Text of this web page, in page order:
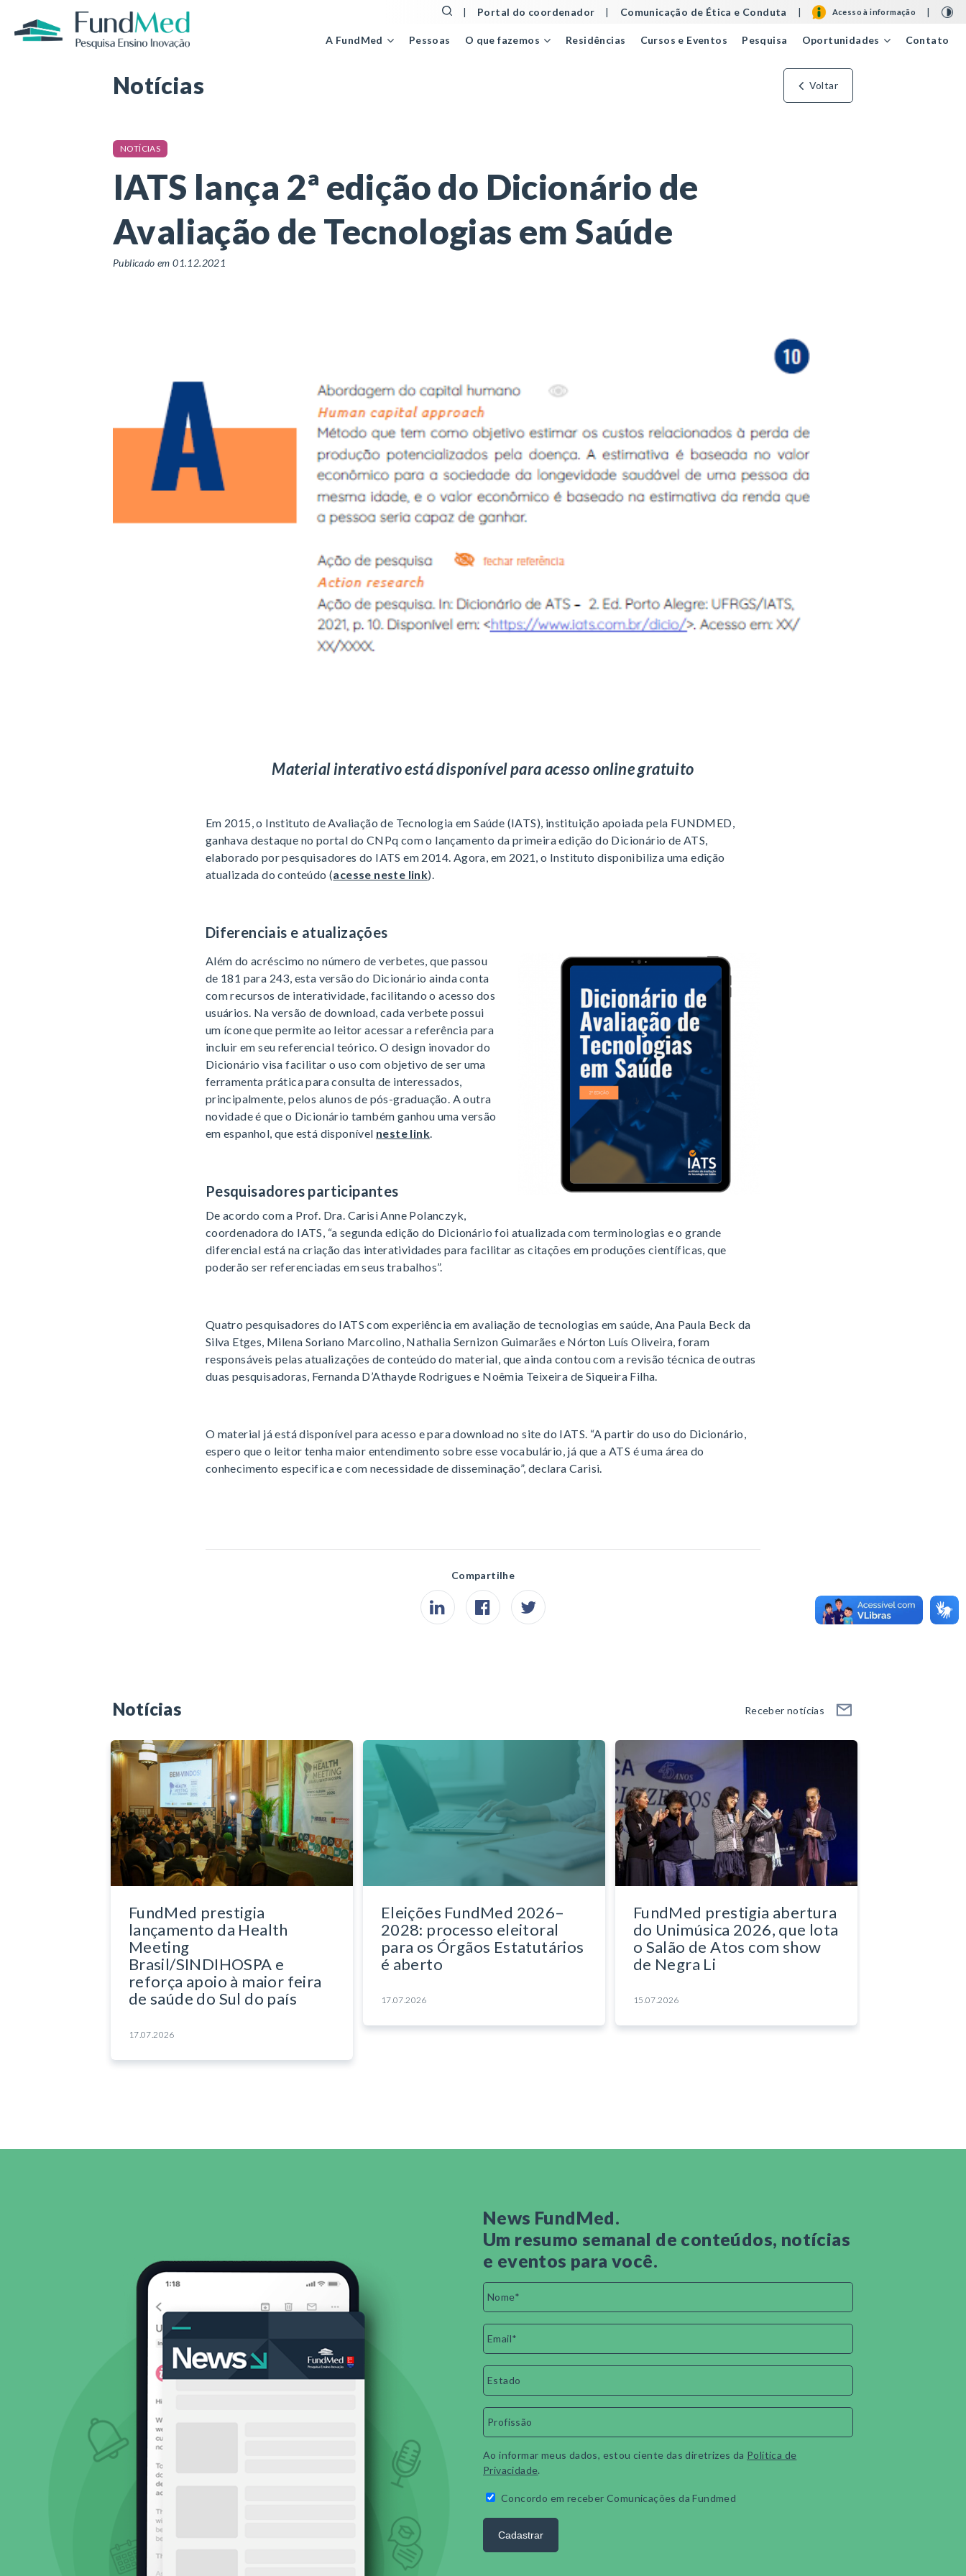
| Portal do coordenador | Comunicação de Ética e Conduta | Acesso à informação |
A FundMed Pessoas O que fazemos Residências Cursos e Eventos Pesquisa Oportunidades Contato
Página inicial / Notícias IATS lança 2ª edição do Dicionário de Avaliação de Tecnologias em Saúde
Notícias Voltar
NOTÍCIAS
IATS lança 2ª edição do Dicionário de
Avaliação de Tecnologias em Saúde
Publicado em 01.12.2021
Material interativo está disponível para acesso online gratuito
Em 2015, o Instituto de Avaliação de Tecnologia em Saúde (IATS), instituição apoiada pela FUNDMED,
ganhava destaque no portal do CNPq com o lançamento da primeira edição do Dicionário de ATS,
elaborado por pesquisadores do IATS em 2014. Agora, em 2021, o Instituto disponibiliza uma edição
atualizada do conteúdo (acesse neste link).
Diferenciais e atualizações
Além do acréscimo no número de verbetes, que passou
de 181 para 243, esta versão do Dicionário ainda conta
com recursos de interatividade, facilitando o acesso dos
usuários. Na versão de download, cada verbete possui
um ícone que permite ao leitor acessar a referência para
incluir em seu referencial teórico. O design inovador do
Dicionário visa facilitar o uso com objetivo de ser uma
ferramenta prática para consulta de interessados,
principalmente, pelos alunos de pós-graduação. A outra
novidade é que o Dicionário também ganhou uma versão
em espanhol, que está disponível neste link.
Pesquisadores participantes
De acordo com a Prof. Dra. Carisi Anne Polanczyk,
coordenadora do IATS, “a segunda edição do Dicionário foi atualizada com terminologias e o grande
diferencial está na criação das interatividades para facilitar as citações em produções científicas, que
poderão ser referenciadas em seus trabalhos”.
Quatro pesquisadores do IATS com experiência em avaliação de tecnologias em saúde, Ana Paula Beck da
Silva Etges, Milena Soriano Marcolino, Nathalia Sernizon Guimarães e Nórton Luís Oliveira, foram
responsáveis pelas atualizações de conteúdo do material, que ainda contou com a revisão técnica de outras
duas pesquisadoras, Fernanda D’Athayde Rodrigues e Noêmia Teixeira de Siqueira Filha.
O material já está disponível para acesso e para download no site do IATS. “A partir do uso do Dicionário,
espero que o leitor tenha maior entendimento sobre esse vocabulário, já que a ATS é uma área do
conhecimento especifica e com necessidade de disseminação”, declara Carisi.
Compartilhe
Notícias Receber notícias
FundMed prestigia
lançamento da Health
Meeting
Brasil/SINDIHOSPA e
reforça apoio à maior feira
de saúde do Sul do país
17.07.2026
Eleições FundMed 2026–
2028: processo eleitoral
para os Órgãos Estatutários
é aberto
17.07.2026
FundMed prestigia abertura
do Unimúsica 2026, que lota
o Salão de Atos com show
de Negra Li
15.07.2026
News FundMed.
Um resumo semanal de conteúdos, notícias
e eventos para você.
Ao informar meus dados, estou ciente das diretrizes da Política de
Privacidade.
Concordo em receber Comunicações da Fundmed